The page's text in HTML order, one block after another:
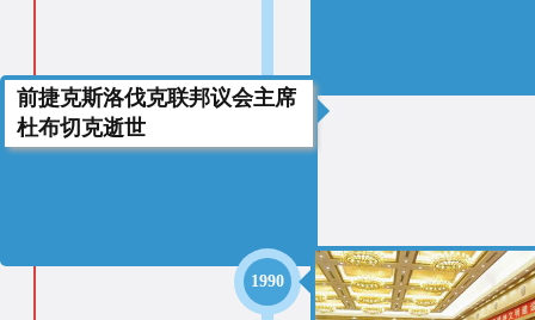
1992
前捷克斯洛伐克联邦议会主席
杜布切克逝世
1990